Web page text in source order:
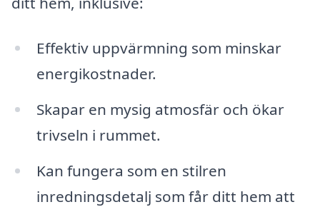
Effektiv uppvärmning som minskar
energikostnader.
Skapar en mysig atmosfär och ökar
trivseln i rummet.
Kan fungera som en stilren
inredningsdetalj som får ditt hem att